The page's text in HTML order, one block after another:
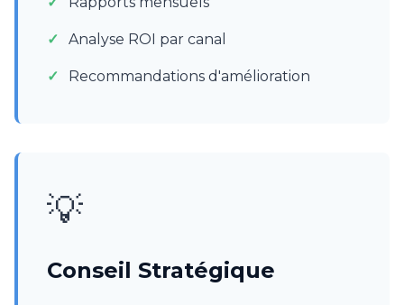
Analyse ROI par canal
Recommandations d'amélioration
💡
Conseil Stratégique